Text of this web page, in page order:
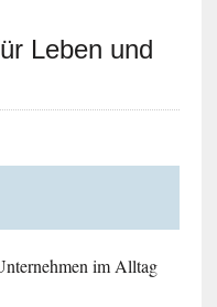
Leben und
im Alltag